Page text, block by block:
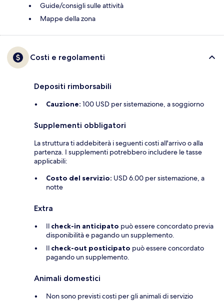
Guide/consigli sulle attività
Mappe della zona
Costi e regolamenti
Depositi rimborsabili
Cauzione: 100 USD per sistemazione, a soggiorno
Supplementi obbligatori
La struttura ti addebiterà i seguenti costi all'arrivo o alla
partenza. I supplementi potrebbero includere le tasse
applicabili:
Costo del servizio: USD 6.00 per sistemazione, a
notte
Extra
Il check-in anticipato può essere concordato previa
disponibilità e pagando un supplemento.
Il check-out posticipato può essere concordato
pagando un supplemento.
Animali domestici
Non sono previsti costi per gli animali di servizio